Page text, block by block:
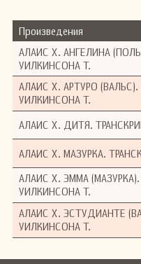
Произведения
АЛАИС Х. АНГЕЛИНА
УИЛКИНСОНА Т.
АЛАИС Х. АРТУРО
УИЛКИНСОНА Т.
АЛАИС Х. ДИТЯ.
АЛАИС Х. МАЗУРКА.
АЛАИС Х. ЭММА
УИЛКИНСОНА Т.
АЛАИС Х. ЭСТУДИАНТЕ
УИЛКИНСОНА Т.